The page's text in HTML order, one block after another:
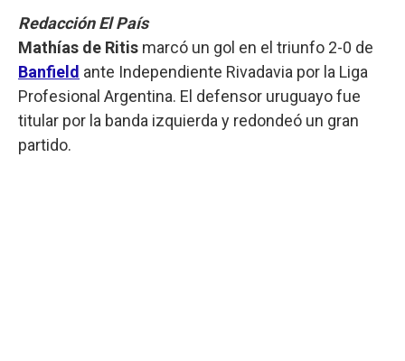
Redacción El País
Mathías de Ritis marcó un gol en el triunfo 2-0 de
Banfield ante Independiente Rivadavia por la Liga
Profesional Argentina. El defensor uruguayo fue
titular por la banda izquierda y redondeó un gran
partido.